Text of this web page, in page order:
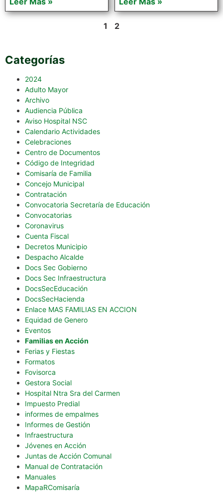
1 2
Categorías
2024
Adulto Mayor
Archivo
Audiencia Pública
Aviso Hospital NSC
Calendario Actividades
Celebraciones
Centro de Documentos
Código de Integridad
Comisaría de Familia
Concejo Municipal
Contratación
Convocatoria Secretaría de Educación
Convocatorias
Coronavirus
Cuenta Fiscal
Decretos Municipio
Despacho Alcalde
Docs Sec Gobierno
Docs Sec Infraestructura
DocsSecEducación
DocsSecHacienda
Enlace MAS FAMILIAS EN ACCION
Equidad de Genero
Eventos
Familias en Acción
Ferias y Fiestas
Formatos
Fovisorca
Gestora Social
Hospital Ntra Sra del Carmen
Impuesto Predial
informes de empalmes
Informes de Gestión
Infraestructura
Jóvenes en Acción
Juntas de Acción Comunal
Manual de Contratación
Manuales
MapaRComisaría